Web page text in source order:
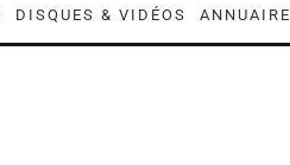
DISQUES & VIDÉOS ANNUAIRE